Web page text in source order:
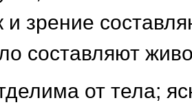
и зрение
составляют
от тела;